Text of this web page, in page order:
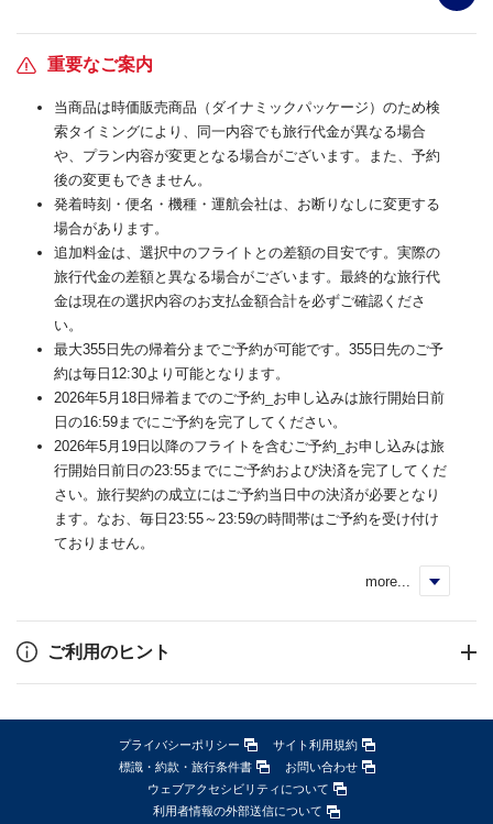
重要なご案内
当商品は時価販売商品（ダイナミックパッケージ）のため検
索タイミングにより、同一内容でも旅行代金が異なる場合
や、プラン内容が変更となる場合がございます。また、予約
後の変更もできません。
発着時刻・便名・機種・運航会社は、お断りなしに変更する
場合があります。
追加料金は、選択中のフライトとの差額の目安です。実際の
旅行代金の差額と異なる場合がございます。最終的な旅行代
金は現在の選択内容のお支払金額合計を必ずご確認くださ
い。
最大355日先の帰着分までご予約が可能です。355日先のご予
約は毎日12:30より可能となります。
2026年5月18日帰着までのご予約_お申し込みは旅行開始日前
日の16:59までにご予約を完了してください。
2026年5月19日以降のフライトを含むご予約_お申し込みは旅
行開始日前日の23:55までにご予約および決済を完了してくだ
さい。旅行契約の成立にはご予約当日中の決済が必要となり
ます。なお、毎日23:55～23:59の時間帯はご予約を受け付け
ておりません。
more...
ご利用のヒント
プライバシーポリシー
サイト利用規約
標識・約款・旅行条件書
お問い合わせ
ウェブアクセシビリティについて
利用者情報の外部送信について